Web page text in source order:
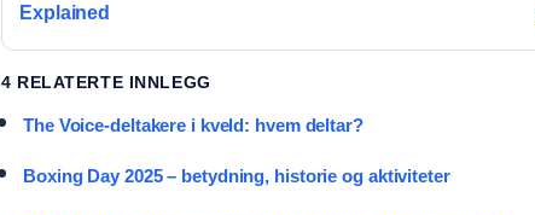
Explained
4 RELATERTE INNLEGG
The Voice-deltakere i kveld: hvem deltar?
Boxing Day 2025 – betydning, historie og aktiviteter